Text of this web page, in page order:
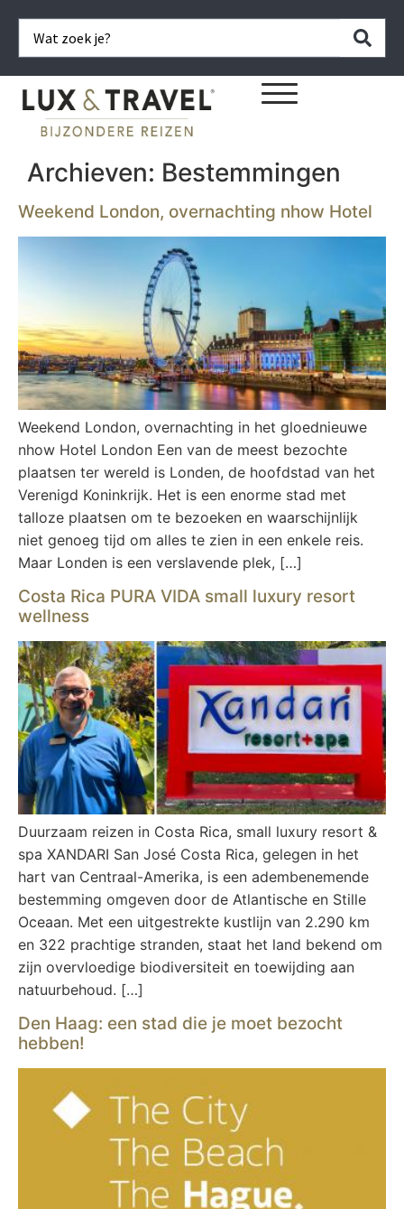
Archieven: Bestemmingen
Weekend London, overnachting nhow Hotel
Weekend London, overnachting in het gloednieuwe
nhow Hotel London Een van de meest bezochte
plaatsen ter wereld is Londen, de hoofdstad van het
Verenigd Koninkrijk. Het is een enorme stad met
talloze plaatsen om te bezoeken en waarschijnlijk
niet genoeg tijd om alles te zien in een enkele reis.
Maar Londen is een verslavende plek, […]
Costa Rica PURA VIDA small luxury resort
wellness
Duurzaam reizen in Costa Rica, small luxury resort &
spa XANDARI San José Costa Rica, gelegen in het
hart van Centraal-Amerika, is een adembenemende
bestemming omgeven door de Atlantische en Stille
Oceaan. Met een uitgestrekte kustlijn van 2.290 km
en 322 prachtige stranden, staat het land bekend om
zijn overvloedige biodiversiteit en toewijding aan
natuurbehoud. […]
Den Haag: een stad die je moet bezocht
hebben!